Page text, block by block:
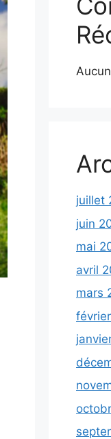
juillet
juin
mai
avril
mars